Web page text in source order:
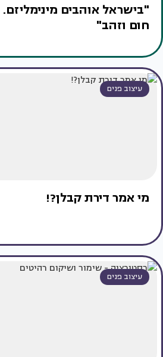
"בישראל אוהבים
חום וזהב"
עיצוב פנים
מי אמר דירת קבלן?!
עיצוב פנים